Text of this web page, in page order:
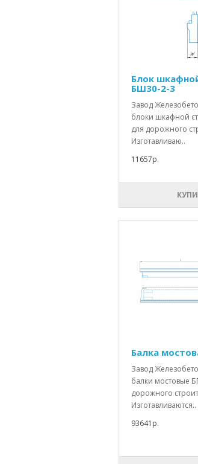
Блок
БШ30-2-3
Завод
блоки шкафной
для дорожного
Изготавливаю..
11657р.
Балка
Завод
балки мостовые
дорожного
Изготавливаются..
93641р.